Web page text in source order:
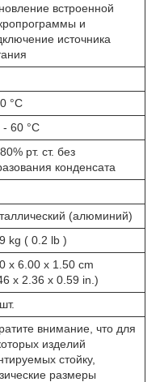
встроенной
и
источника
°C
- 60 °C
рт. ст. без
конденсата
(алюминий)
kg ( 0.2 lb )
x 6.00 x 1.50 cm
x 2.36 x 0.59 in.)
внимание, что для
изделий
стойку,
размеры